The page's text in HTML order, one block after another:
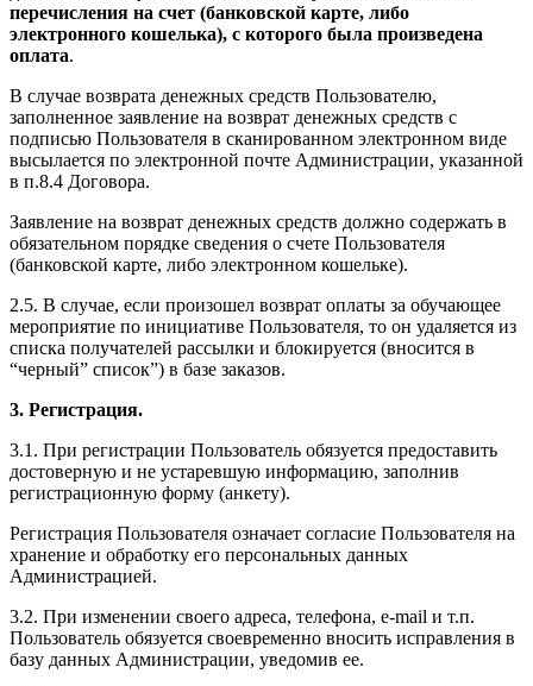
перечисления на счет (банковской карте, либо
электронного кошелька), с которого была произведена
оплата.
В случае возврата денежных средств Пользователю,
заполненное заявление на возврат денежных средств с
подписью Пользователя в сканированном электронном виде
высылается по электронной почте Администрации, указанной
в п.8.4 Договора.
Заявление на возврат денежных средств должно содержать в
обязательном порядке сведения о счете Пользователя
(банковской карте, либо электронном кошельке).
2.5. В случае, если произошел возврат оплаты за обучающее
мероприятие по инициативе Пользователя, то он удаляется из
списка получателей рассылки и блокируется (вносится в
“черный” список”) в базе заказов.
3. Регистрация.
3.1. При регистрации Пользователь обязуется предоставить
достоверную и не устаревшую информацию, заполнив
регистрационную форму (анкету).
Регистрация Пользователя означает согласие Пользователя на
хранение и обработку его персональных данных
Администрацией.
3.2. При изменении своего адреса, телефона, e-mail и т.п.
Пользователь обязуется своевременно вносить исправления в
базу данных Администрации, уведомив ее.